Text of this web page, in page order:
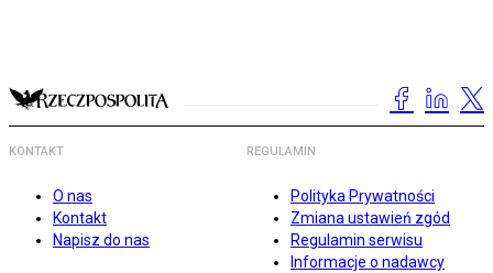
KONTAKT
O nas
Kontakt
Napisz do nas
REGULAMIN
Polityka Prywatności
Zmiana ustawień zgód
Regulamin serwisu
Informacje o nadawcy